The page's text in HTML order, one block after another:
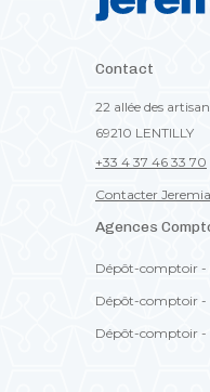
Contact
22 allée des
69210 LENTILLY
+33 4 37 46 33 70
Contacter
Agences
Dépôt-comptoir -
Dépôt-comptoir -
Dépôt-comptoir -